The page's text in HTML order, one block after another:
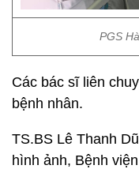
PGS
Các bác sĩ liên
bệnh nhân.
TS.BS Lê Thanh
hình ảnh, Bệnh